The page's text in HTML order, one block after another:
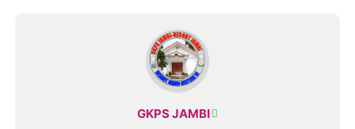
GKPS JAMBI